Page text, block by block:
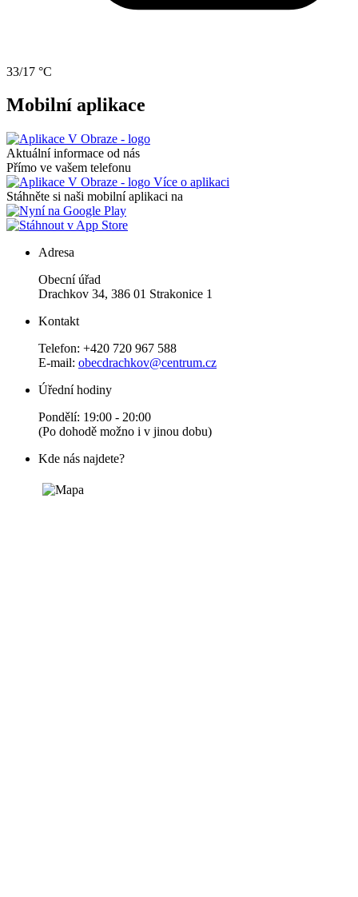
33/17 °C
Mobilní aplikace
Aktuální informace od nás
Přímo ve vašem telefonu
Více o aplikaci
Stáhněte si naši mobilní aplikaci na
Adresa
Obecní úřad
Drachkov 34, 386 01 Strakonice 1
Kontakt
Telefon: +420 720 967 588
E-mail: obecdrachkov@centrum.cz
Úřední hodiny
Pondělí: 19:00 - 20:00
(Po dohodě možno i v jinou dobu)
Kde nás najdete?